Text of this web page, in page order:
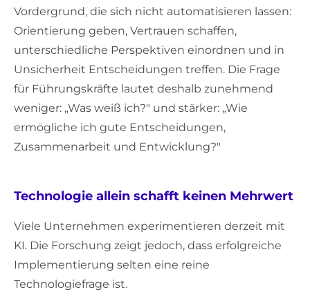
Vordergrund, die sich nicht automatisieren lassen:
Orientierung geben, Vertrauen schaffen,
unterschiedliche Perspektiven einordnen und in
Unsicherheit Entscheidungen treffen. Die Frage
für Führungskräfte lautet deshalb zunehmend
weniger: „Was weiß ich?" und stärker: „Wie
ermögliche ich gute Entscheidungen,
Zusammenarbeit und Entwicklung?"
Technologie allein schafft keinen Mehrwert
Viele Unternehmen experimentieren derzeit mit
KI. Die Forschung zeigt jedoch, dass erfolgreiche
Implementierung selten eine reine
Technologiefrage ist.